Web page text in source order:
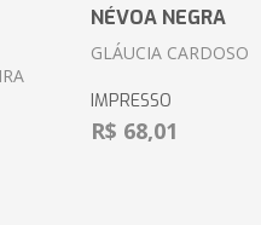
NÉVOA NEGRA
GLÁUCIA CARDOSO
IMPRESSO
R$ 68,01